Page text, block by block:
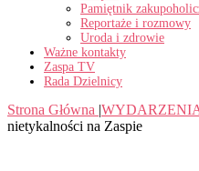
Pamiętnik
Reportaże i rozmowy
Uroda i zdrowie
Ważne kontakty
Zaspa TV
Rada Dzielnicy
Strona Główna |
nietykalności na Zaspie